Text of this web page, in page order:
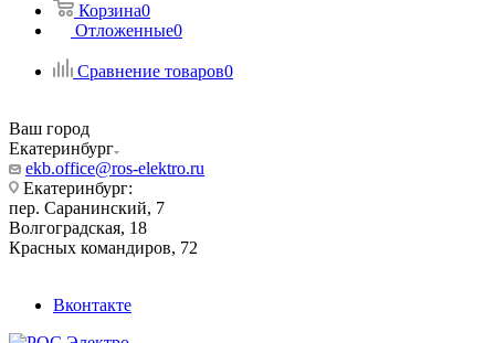
Корзина0
Отложенные0
Сравнение товаров0
Ваш город
Екатеринбург
ekb.office@ros-elektro.ru
Екатеринбург:
пер. Саранинский, 7
Волгоградская, 18
Красных командиров, 72
Вконтакте